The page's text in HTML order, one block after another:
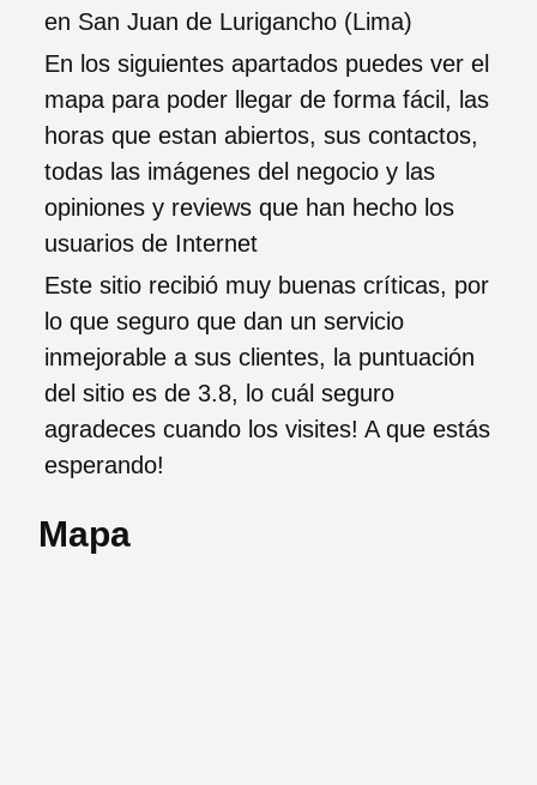
en San Juan de Lurigancho (Lima)
En los siguientes apartados puedes ver el
mapa para poder llegar de forma fácil, las
horas que estan abiertos, sus contactos,
todas las imágenes del negocio y las
opiniones y reviews que han hecho los
usuarios de Internet
Este sitio recibió muy buenas críticas, por
lo que seguro que dan un servicio
inmejorable a sus clientes, la puntuación
del sitio es de 3.8, lo cuál seguro
agradeces cuando los visites! A que estás
esperando!
Mapa